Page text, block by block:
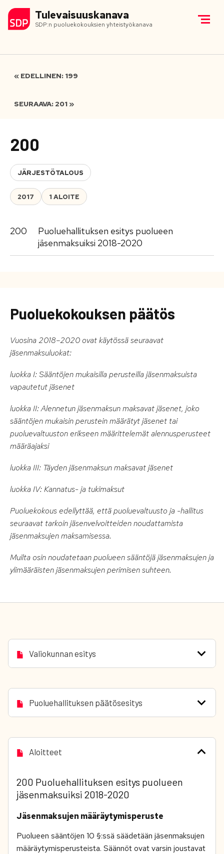
Tulevaisuuskanava
SDP:n puoluekokouksien yhteistyökanava
« EDELLINEN: 199
SEURAAVA: 201 »
200
JÄRJESTÖTALOUS
2017 1 ALOITE
200
Puoluehallituksen esitys puolueen
jäsenmaksuiksi 2018-2020
Puoluekokouksen päätös
Vuosina 2018–2020 ovat käytössä seuraavat
jäsenmaksuluokat:
luokka I: Sääntöjen mukaisilla perusteilla jäsenmaksuista
vapautetut jäsenet
luokka II: Alennetun jäsenmaksun maksavat jäsenet, joko
sääntöjen mukaisin perustein määrätyt jäsenet tai
puoluevaltuuston erikseen määrittelemät alennusperusteet
määräajaksi
luokka III: Täyden jäsenmaksun maksavat jäsenet
luokka IV: Kannatus- ja tukimaksut
Puoluekokous edellyttää, että puoluevaltuusto ja -hallitus
seuraavat tarkoin jäsenvelvoitteiden noudattamista
jäsenmaksujen maksamisessa.
Muilta osin noudatetaan puolueen sääntöjä jäsenmaksujen ja
ylimääräisten jäsenmaksujen perimisen suhteen.
Valiokunnan esitys
Puoluehallituksen päätösesitys
Aloitteet
200 Puoluehallituksen esitys puolueen
jäsenmaksuiksi 2018-2020
Jäsenmaksujen määräytymisperuste
Puolueen sääntöjen 10 §:ssä säädetään jäsenmaksujen
määräytymisperusteista. Säännöt ovat varsin joustavat